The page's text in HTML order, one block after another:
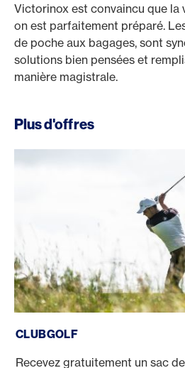
Victorinox est convaincu que la
on est parfaitement préparé.
de poche aux bagages, sont
solutions bien pensées et
manière magistrale.
Plus d'offres
CLUBGOLF
Recevez gratuitement un sac